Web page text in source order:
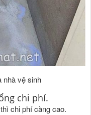
nhà vệ sinh
chi phí.
chi phí càng cao.